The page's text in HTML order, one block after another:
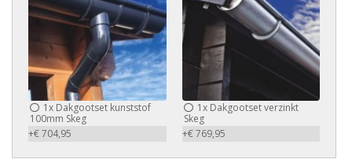
1x Dakgootset kunststof
100mm Skeg
+€ 704,95
1xDakgootset verzinkt
Skeg
+€ 769,95